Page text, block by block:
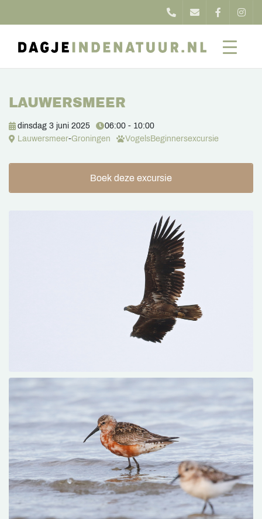
LAUWERSMEER
dinsdag 3 juni 2025
06:00 - 10:00
Lauwersmeer-Groningen VogelsBeginnersexcursie
Boek deze excursie